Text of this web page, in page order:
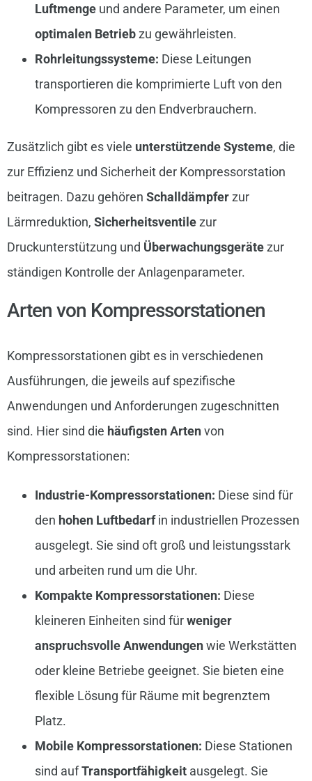
Luftmengeund andere Parameter, um einen
optimalen Betriebzu gewährleisten.
Rohrleitungssysteme: Diese Leitungen
transportieren die komprimierte Luft von den
Kompressoren zu den Endverbrauchern.
Zusätzlich gibt es viele unterstützende Systeme, die
zur Effizienz und Sicherheit der Kompressorstation
beitragen. Dazu gehören Schalldämpferzur
Lärmreduktion, Sicherheitsventilezur
Druckunterstützung und Überwachungsgerätezur
ständigen Kontrolle der Anlagenparameter.
Arten von Kompressorstationen
Kompressorstationen gibt es in verschiedenen
Ausführungen, die jeweils auf spezifische
Anwendungen und Anforderungen zugeschnitten
sind. Hier sind die häufigsten Artenvon
Kompressorstationen:
Industrie-Kompressorstationen: Diese sind für
den hohen Luftbedarfin industriellen Prozessen
ausgelegt. Sie sind oft groß und leistungsstark
und arbeiten rund um die Uhr.
Kompakte Kompressorstationen: Diese
kleineren Einheiten sind fürweniger
anspruchsvolle Anwendungenwie Werkstätten
oder kleine Betriebe geeignet. Sie bieten eine
flexible Lösung für Räume mit begrenztem
Platz.
Mobile Kompressorstationen: Diese Stationen
sind aufTransportfähigkeitausgelegt. Sie